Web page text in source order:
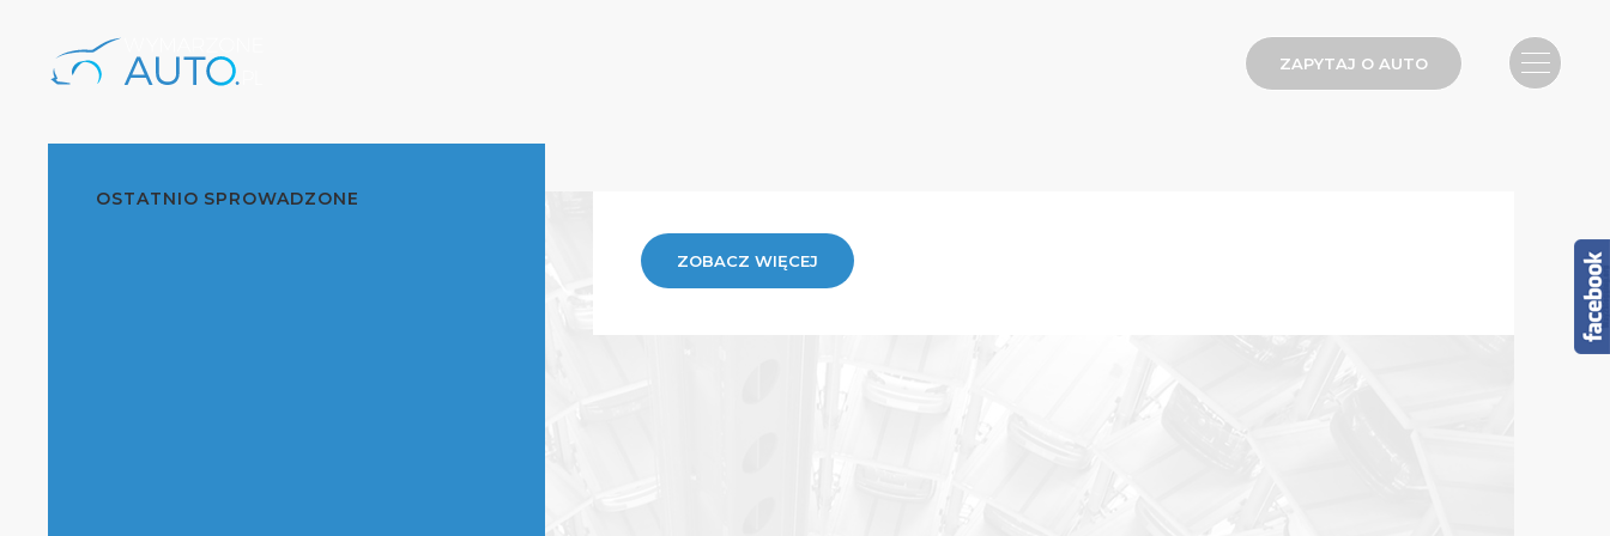
ZAPYTAJ O AUTO
OSTATNIO SPROWADZONE
ZOBACZ WIĘCEJ